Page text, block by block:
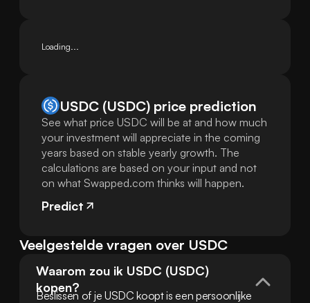
Loading...
USDC (USDC) price prediction
See what price USDC will be at and how much
your investment will appreciate in the coming
years based on stable yearly growth. The
calculations are based on your input and not
on what Swapped.com thinks will happen.
Predict
Veelgestelde vragen over USDC
Waarom zou ik USDC (USDC)
kopen?
Beslissen of je USDC koopt is een persoonlijke